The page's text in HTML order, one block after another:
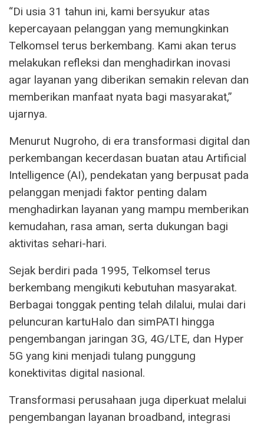
“Di usia 31 tahun ini, kami bersyukur atas
kepercayaan pelanggan yang memungkinkan
Telkomsel terus berkembang. Kami akan terus
melakukan refleksi dan menghadirkan inovasi
agar layanan yang diberikan semakin relevan dan
memberikan manfaat nyata bagi masyarakat,”
ujarnya.
Menurut Nugroho, di era transformasi digital dan
perkembangan kecerdasan buatan atau Artificial
Intelligence (AI), pendekatan yang berpusat pada
pelanggan menjadi faktor penting dalam
menghadirkan layanan yang mampu memberikan
kemudahan, rasa aman, serta dukungan bagi
aktivitas sehari-hari.
Sejak berdiri pada 1995, Telkomsel terus
berkembang mengikuti kebutuhan masyarakat.
Berbagai tonggak penting telah dilalui, mulai dari
peluncuran kartuHalo dan simPATI hingga
pengembangan jaringan 3G, 4G/LTE, dan Hyper
5G yang kini menjadi tulang punggung
konektivitas digital nasional.
Transformasi perusahaan juga diperkuat melalui
pengembangan layanan broadband, integrasi